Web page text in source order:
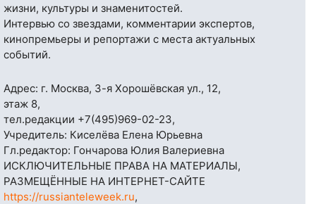
жизни, культуры и знаменитостей.
Интервью со звездами, комментарии экспертов,
кинопремьеры и репортажи с места актуальных
событий.
Адрес: г. Москва, 3-я Хорошёвская ул., 12,
этаж 8,
тел.редакции +7(495)969-02-23,
Учредитель: Киселёва Елена Юрьевна
Гл.редактор: Гончарова Юлия Валериевна
ИСКЛЮЧИТЕЛЬНЫЕ ПРАВА НА МАТЕРИАЛЫ,
РАЗМЕЩЁННЫЕ НА ИНТЕРНЕТ-САЙТЕ
https://russianteleweek.ru,